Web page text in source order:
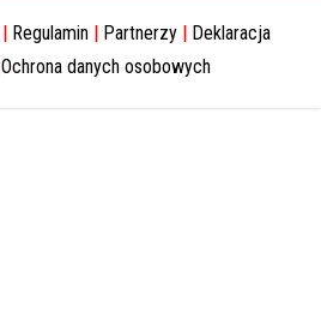
| Regulamin | Partnerzy | Deklaracja
Ochrona danych osobowych